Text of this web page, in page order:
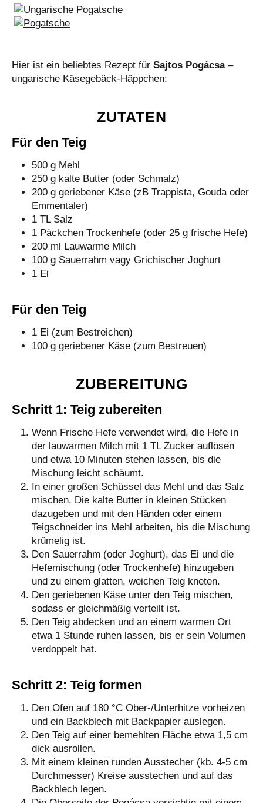
Hier ist ein beliebtes Rezept für Sajtos Pogácsa–
ungarische Käsegebäck-Häppchen:
ZUTATEN
Für den Teig
500 g Mehl
250 g kalte Butter (oder Schmalz)
200 g geriebener Käse (zB Trappista, Gouda oder
Emmentaler)
1 TL Salz
1 Päckchen Trockenhefe (oder 25 g frische Hefe)
200 ml Lauwarme Milch
100 g Sauerrahm vagy Grichischer Joghurt
1 Ei
Für den Teig
1 Ei (zum Bestreichen)
100 g geriebener Käse (zum Bestreuen)
ZUBEREITUNG
Schritt 1: Teig zubereiten
Wenn Frische Hefe verwendet wird, die Hefe in
der lauwarmen Milch mit 1 TL Zucker auflösen
und etwa 10 Minuten stehen lassen, bis die
Mischung leicht schäumt.
In einer großen Schüssel das Mehl und das Salz
mischen. Die kalte Butter in kleinen Stücken
dazugeben und mit den Händen oder einem
Teigschneider ins Mehl arbeiten, bis die Mischung
krümelig ist.
Den Sauerrahm (oder Joghurt), das Ei und die
Hefemischung (oder Trockenhefe) hinzugeben
und zu einem glatten, weichen Teig kneten.
Den geriebenen Käse unter den Teig mischen,
sodass er gleichmäßig verteilt ist.
Den Teig abdecken und an einem warmen Ort
etwa 1 Stunde ruhen lassen, bis er sein Volumen
verdoppelt hat.
Schritt 2: Teig formen
Den Ofen auf 180 °C Ober-/Unterhitze vorheizen
und ein Backblech mit Backpapier auslegen.
Den Teig auf einer bemehlten Fläche etwa 1,5 cm
dick ausrollen.
Mit einem kleinen runden Ausstecher (kb. 4-5 cm
Durchmesser) Kreise ausstechen und auf das
Backblech legen.